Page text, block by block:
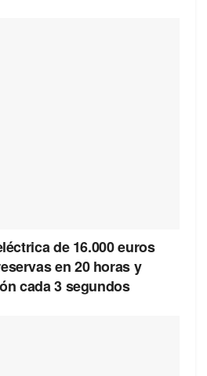
de 16.000 euros
en 20 horas y
cada 3 segundos